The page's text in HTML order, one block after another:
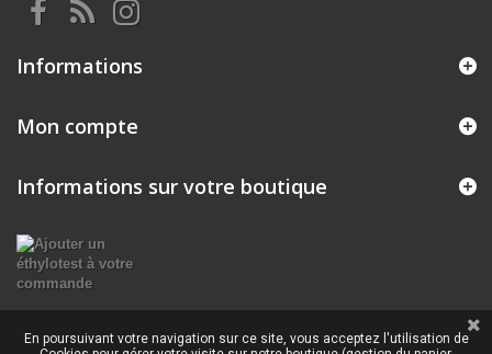
Informations
Mon compte
Informations sur votre boutique
En poursuivant votre navigation sur ce site, vous acceptez l'utilisation de